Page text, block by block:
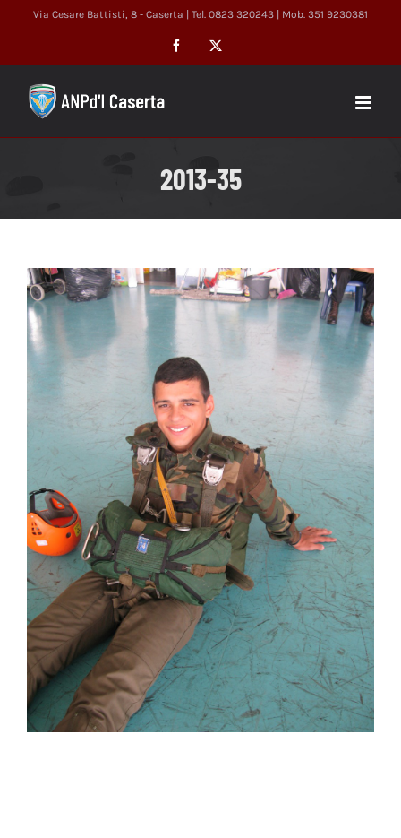
Via Cesare Battisti, 8 - Caserta | Tel. 0823 320243 | Mob. 351 9230381
Facebook
2013-35
Ingrandisci
immagine